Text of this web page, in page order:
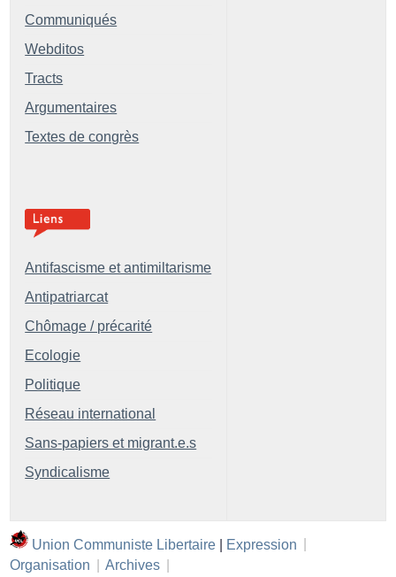
Communiqués
Webditos
Tracts
Argumentaires
Textes de congrès
Antifascisme et antimiltarisme
Antipatriarcat
Chômage / précarité
Ecologie
Politique
Réseau international
Sans-papiers et migrant.e.s
Syndicalisme
Union Communiste Libertaire Expression
Organisation
Archives